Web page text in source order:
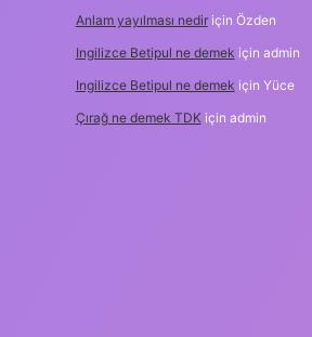
Anlam yayılması nediriçin Özden
Ingilizce Betipul ne demek için admin
Ingilizce Betipul ne demek için Yüce
Çırağ ne demek TDKiçin admin